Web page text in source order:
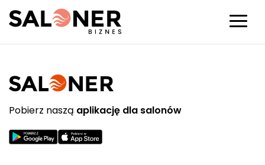
Pobierz naszą aplikację dla salonów